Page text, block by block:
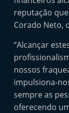
reputação
Corado Neto,
“Alcançar
nossos
impulsiona-
sempre as
oferecendo